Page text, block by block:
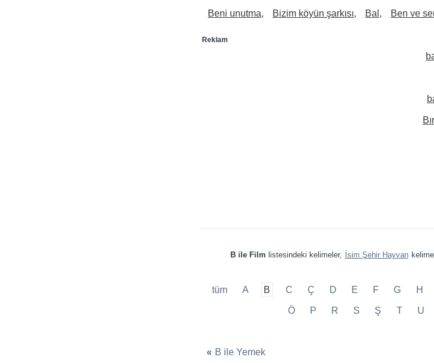
Beni unutma Bizim köyün şarkısı Bal Ben ve
Reklam
B ile Film listesindeki kelimeler, İsim Şehir Hayvan
tüm A B C Ç D E F G H
Ö P R S Ş T U
« B ile Yemek